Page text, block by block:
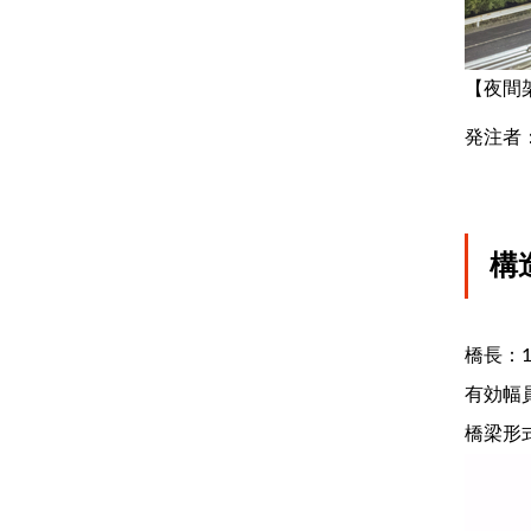
【夜
発注者
構
橋長：
有効幅
橋梁形